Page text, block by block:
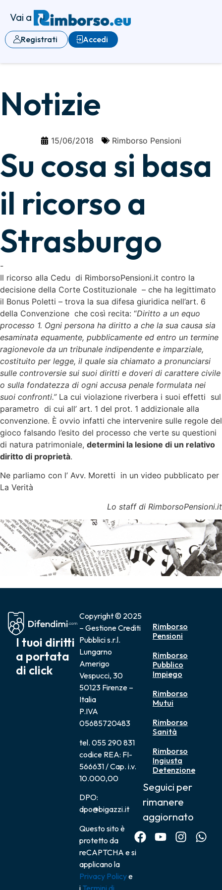
Vai a
Accedi
Registrati
Notizie
15/06/2018 Rimborso Pensioni
Su cosa si basa
il ricorso a
Strasburgo
-
Il ricorso alla Cedu di RimborsoPensioni.it contro la
decisione della Corte Costituzionale – che ha legittimato
il Bonus Poletti – trova la sua difesa giuridica nell’art. 6
della Convenzione che così recita: “Diritto a un equo
processo 1. Ogni persona ha diritto a che la sua causa sia
esaminata equamente, pubblicamente ed entro un termine
ragionevole da un tribunale indipendente e imparziale,
costituito per legge, il quale sia chiamato a pronunciarsi
sulle controversie sui suoi diritti e doveri di carattere civile
o sulla fondatezza di ogni accusa penale formulata nei
suoi confronti.” La cui violazione riverbera i suoi effetti sul
parametro di cui all’ art. 1 del prot. 1 addizionale alla
convenzione. È ovvio infatti che intervenire sulle regole del
gioco falsando l’esito del processo che verte su questioni
di natura patrimoniale, determini la lesione di un relativo
diritto di proprietà.
Ne parliamo con l’ Avv. Moretti in un video pubblicato per
La Verità
Lo staff di RimborsoPensioni.it
I tuoi diritti
a portata
di click
Copyright © 2025
– Gestione Crediti
Pubblici s.r.l.
Lungarno
Amerigo
Vespucci, 30
50123 Firenze –
Italia
P.IVA
05685720483
tel. 055 290 831
codice REA: FI-
566631 / Cap. i.v.
10.000,00
DPO:
dpo@bigazzi.it
Questo sito è
protetto da
reCAPTCHA e si
applicano la
Privacy Policye
i Termini di
Rimborso
Pensioni
Rimborso
Pubblico
Impiego
Rimborso
Mutui
Rimborso
Sanità
Rimborso
Ingiusta
Detenzione
Seguici per
rimanere
aggiornato